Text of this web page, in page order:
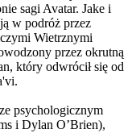
sagi Avatar. Jake i
w podróż przez
Wietrznymi
przez okrutną
który odwrócił się od
psychologicznym
i Dylan O’Brien),